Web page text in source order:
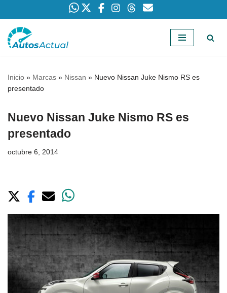
Saltar
Inicio » Marcas » Nissan » Nuevo Nissan Juke Nismo RS es
presentado
Nuevo Nissan Juke Nismo RS es
presentado
octubre 6, 2014